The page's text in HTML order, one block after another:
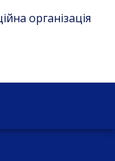
організація